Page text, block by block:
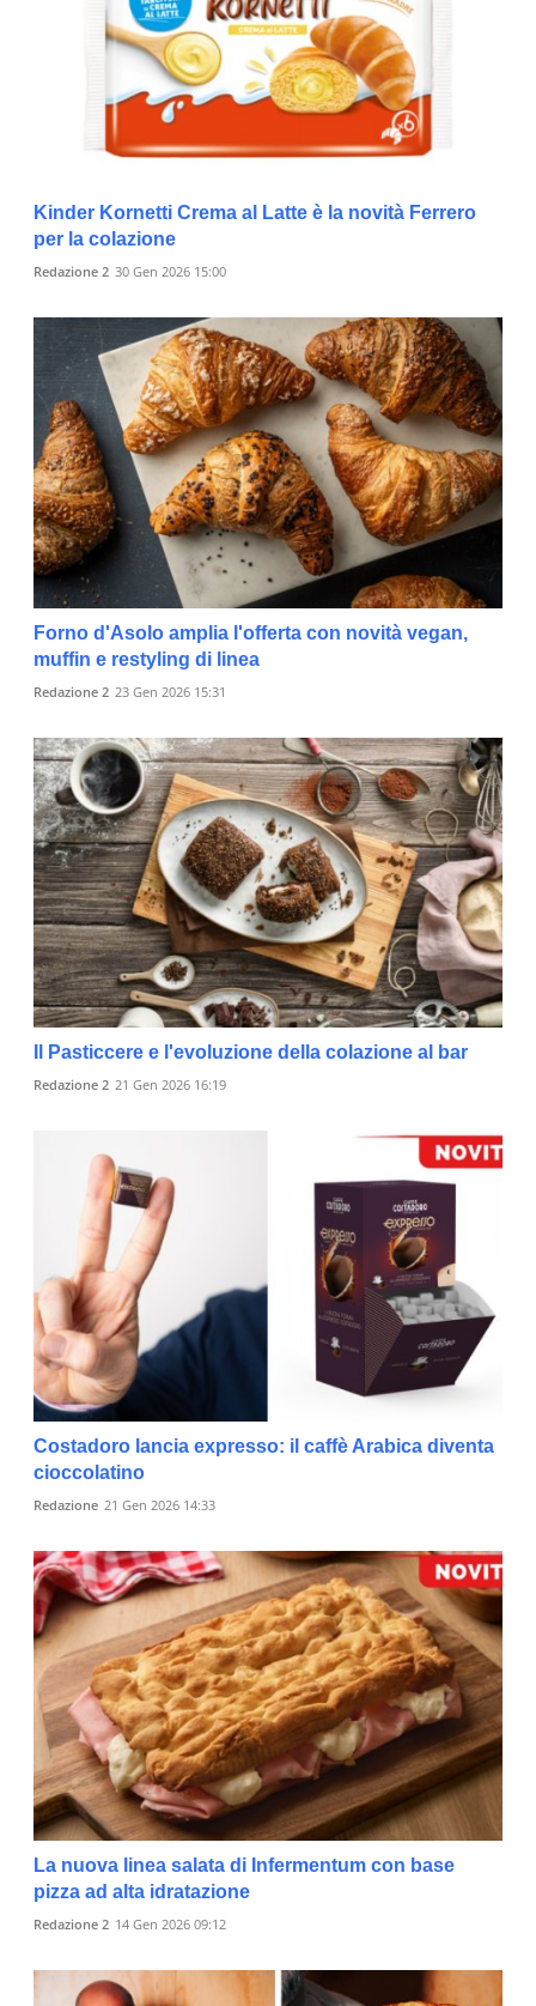
Kinder Kornetti Crema al Latte è la novità Ferrero
per la colazione
Redazione 2 30 Gen 2026 15:00
Forno d'Asolo amplia l'offerta con novità vegan,
muffin e restyling di linea
Redazione 2 23 Gen 2026 15:31
Il Pasticcere e l'evoluzione della colazione al bar
Redazione 2 21 Gen 2026 16:19
Costadoro lancia expresso: il caffè Arabica diventa
cioccolatino
Redazione 21 Gen 2026 14:33
La nuova linea salata di Infermentum con base
pizza ad alta idratazione
Redazione 2 14 Gen 2026 09:12